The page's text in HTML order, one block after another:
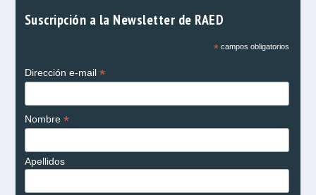
Suscripción a la Newsletter de RAED
*campos obligatorios
Dirección e-mail *
Nombre *
Apellidos